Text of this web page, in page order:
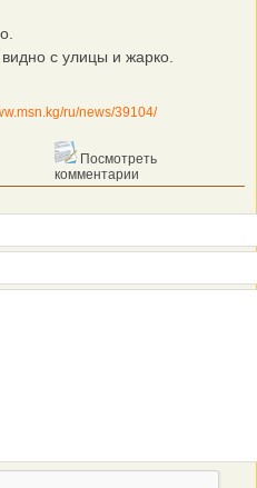
с улицы и жарко.
ru/news/39104/
Посмотреть
комментарии